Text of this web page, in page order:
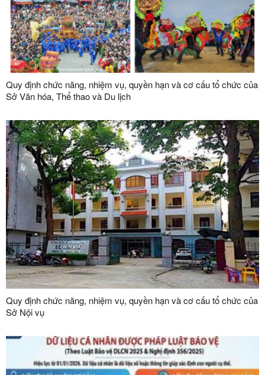
Quy định chức năng, nhiệm vụ, quyền hạn và cơ cấu tổ chức của
Sở Văn hóa, Thể thao và Du lịch
Quy định chức năng, nhiệm vụ, quyền hạn và cơ cấu tổ chức của
Sở Nội vụ